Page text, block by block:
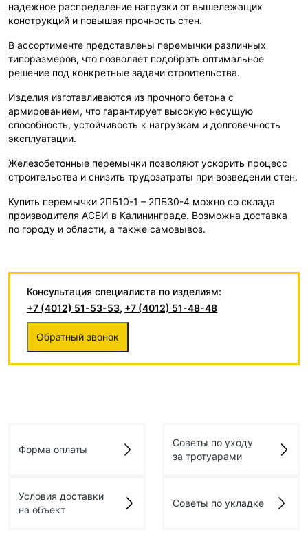
надежное распределение нагрузки от вышележащих
конструкций и повышая прочность стен.
В ассортименте представлены перемычки различных
типоразмеров, что позволяет подобрать оптимальное
решение под конкретные задачи строительства.
Изделия изготавливаются из прочного бетона с
армированием, что гарантирует высокую несущую
способность, устойчивость к нагрузкам и долговечность
эксплуатации.
Железобетонные перемычки позволяют ускорить процесс
строительства и снизить трудозатраты при возведении стен.
Купить перемычки 2ПБ10-1 – 2ПБ30-4 можно со склада
производителя АСБИ в Калининграде. Возможна доставка
по городу и области, а также самовывоз.
Консультация специалиста по изделиям:
+7 (4012) 51-53-53, +7 (4012) 51-48-48
Обратный звонок
Форма оплаты
Советы по уходу
за тротуарами
Условия доставки
на объект
Советы по укладке